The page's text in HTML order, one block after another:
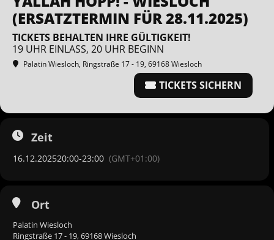
(ERSATZTERMIN FÜR 28.11.2025)
TICKETS BEHALTEN IHRE GÜLTIGKEIT!
19 UHR EINLASS, 20 UHR BEGINN
Palatin Wiesloch, Ringstraße 17 - 19, 69168 Wiesloch
TICKETS SICHERN
Zeit
16.12.202520:00-23:00 (GMT+01:00)
Ort
Palatin Wiesloch
Ringstraße 17 - 19, 69168 Wiesloch